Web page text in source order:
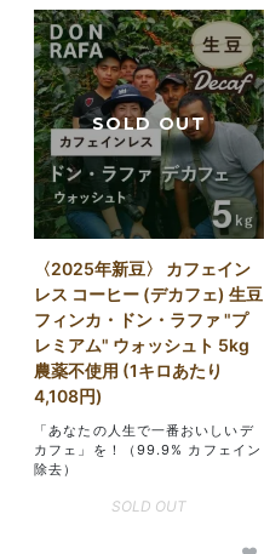
〈2025年新豆〉 カフェイン
レス コーヒー (デカフェ) 生豆
フィンカ・ドン・ラファ "プ
レミアム" ウォッシュト 5kg
農薬不使用 (1キロあたり
4,108円)
「あなたの人生で一番おいしいデ
カフェ」を！（99.9% カフェイン
除去）
SOLD OUT